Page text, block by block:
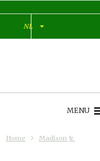
NL
MENU
Home Madison Jr.